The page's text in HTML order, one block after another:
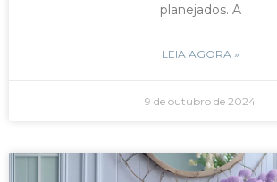
planejados. A
LEIA AGORA »
9 de outubro de 2024